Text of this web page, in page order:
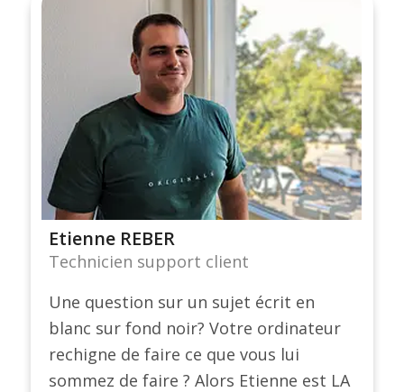
Etienne REBER
Technicien support client
Une question sur un sujet écrit en
blanc sur fond noir? Votre ordinateur
rechigne de faire ce que vous lui
sommez de faire ? Alors Etienne est LA